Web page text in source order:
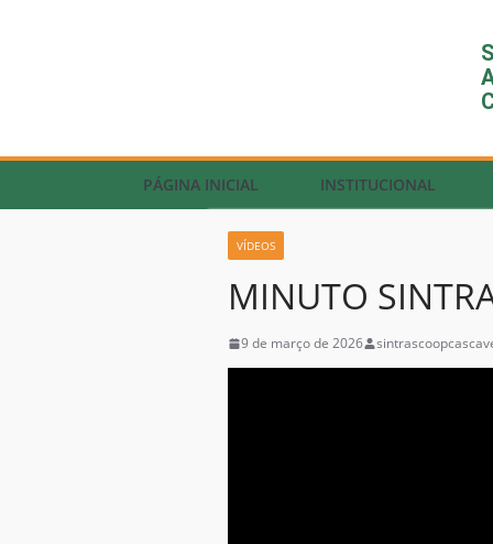
PÁGINA INICIAL INSTITUCIONAL
VÍDEOS
MINUTO
9 de março de 2026